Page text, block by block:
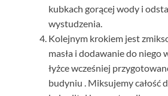
kubkach gorącej wody i
wystudzenia.
Kolejnym krokiem jest
masła i dodawanie do niego
łyżce wcześniej
budyniu . Miksujemy całość